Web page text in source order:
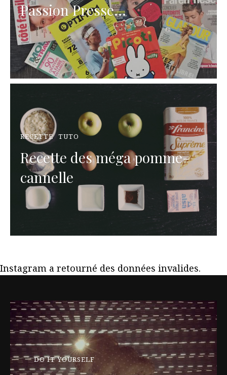
Passion Presse...
RECETTE TUTO
Recette des méga pomme-
cannelle
Instagram a retourné des données invalides.
DO IT YOURSELF